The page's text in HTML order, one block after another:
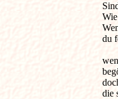
du
die